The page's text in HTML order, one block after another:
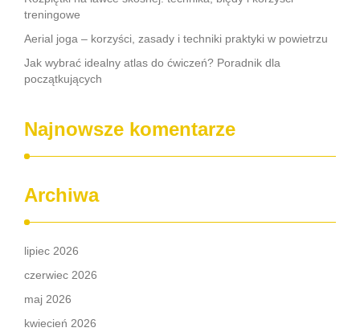
treningowe
Aerial joga – korzyści, zasady i techniki praktyki w powietrzu
Jak wybrać idealny atlas do ćwiczeń? Poradnik dla
początkujących
Najnowsze komentarze
Archiwa
lipiec 2026
czerwiec 2026
maj 2026
kwiecień 2026